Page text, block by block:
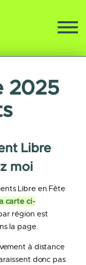
2025
Libre
moi
Libre en Fête
carte ci-
région est
la page.
à distance
donc pas